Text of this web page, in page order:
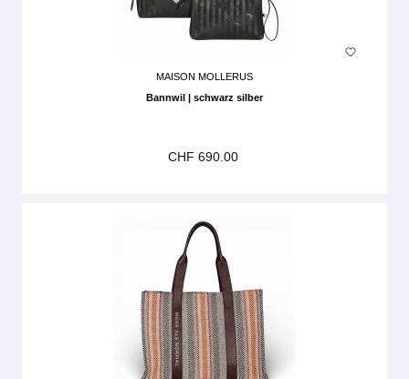
MAISON MOLLERUS
Bannwil | schwarz silber
CHF 690.00